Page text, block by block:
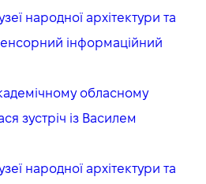
народної архітектури та
інформаційний
обласному
зустріч із Василем
народної архітектури та